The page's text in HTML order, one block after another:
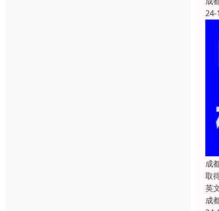
24-
成
取
英
成